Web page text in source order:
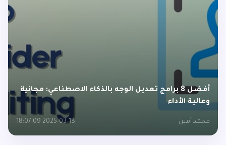
أفضل 8 برامج تعديل الوجه بالذكاء الاصطناعي: مجانية
وعالية الأداء
محمد أمين 2025-03-18 18:07:09